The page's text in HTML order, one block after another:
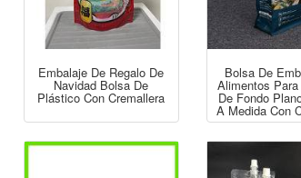
Embalaje De Regalo De
Navidad Bolsa De
Plástico Con Cremallera
Bolsa De
Alimentos
De Fondo
A Medida Con